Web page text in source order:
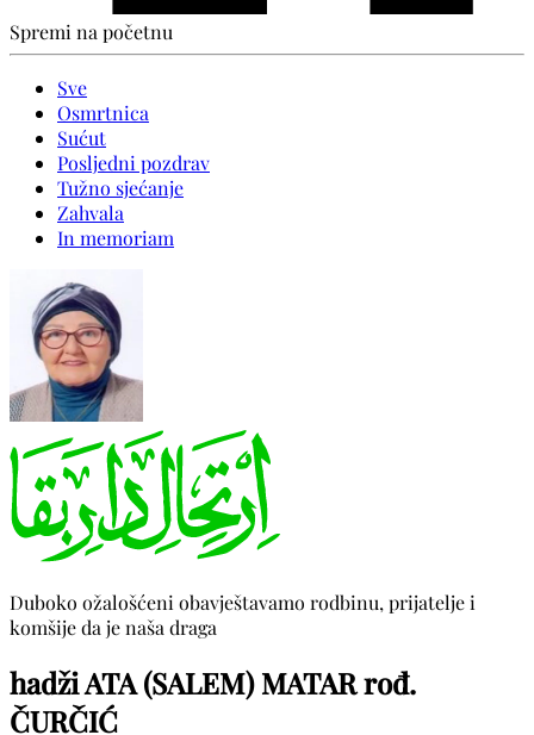
Spremi na početnu
Sve
Osmrtnica
Sućut
Posljedni pozdrav
Tužno sjećanje
Zahvala
In memoriam
Duboko ožalošćeni obavještavamo rodbinu, prijatelje i
komšije da je naša draga
hadži ATA (SALEM) MATAR rođ.
ČURČIĆ